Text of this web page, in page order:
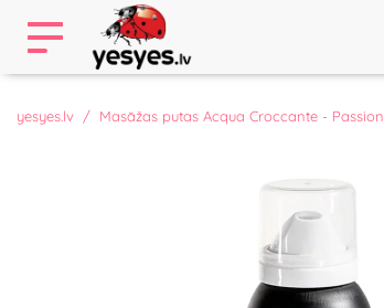
yesyes.lv Masāžas putas Acqua Croccante -